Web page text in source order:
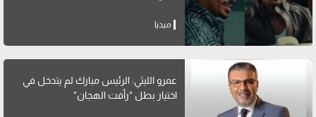
ميديا
عمرو الليثي: الرئيس مبارك لم يتدخل في
اختيار بطل "رأفت الهجان"